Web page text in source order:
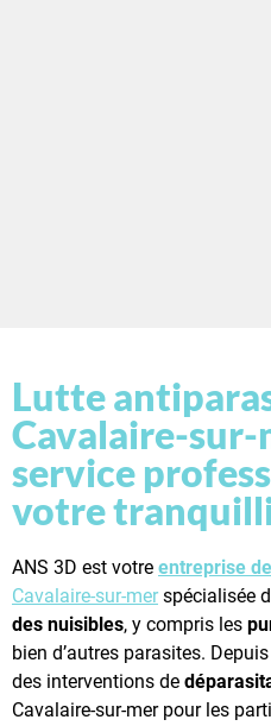
Lutte
Cavalaire-sur-
service
votre
ANS 3D est votre entreprise
Cavalaire-sur-merspécialisée
des nuisibles, y compris les
bien d’autres parasites.
des interventions de
Cavalaire-sur-mer pour les